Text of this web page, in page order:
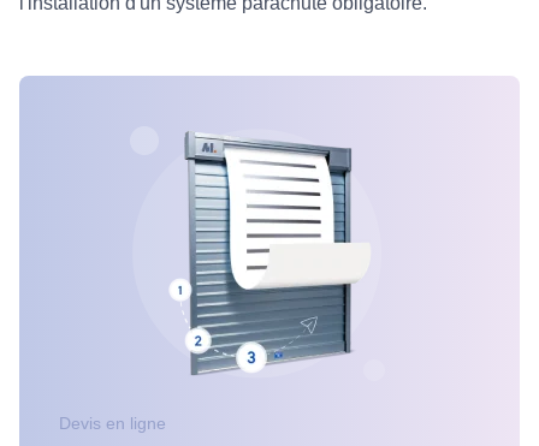
Devis en ligne